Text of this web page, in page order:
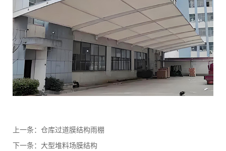
上一条： 仓库过道膜结构雨棚
下一条： 大型堆料场膜结构